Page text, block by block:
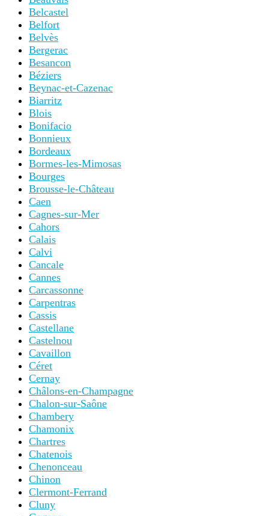
Belcastel
Belfort
Belvès
Bergerac
Besancon
Béziers
Beynac-et-Cazenac
Biarritz
Blois
Bonifacio
Bonnieux
Bordeaux
Bormes-les-Mimosas
Bourges
Brousse-le-Château
Caen
Cagnes-sur-Mer
Cahors
Calais
Calvi
Cancale
Cannes
Carcassonne
Carpentras
Cassis
Castellane
Castelnou
Cavaillon
Céret
Cernay
Châlons-en-Champagne
Chalon-sur-Saône
Chambery
Chamonix
Chartres
Chatenois
Chenonceau
Chinon
Clermont-Ferrand
Cluny